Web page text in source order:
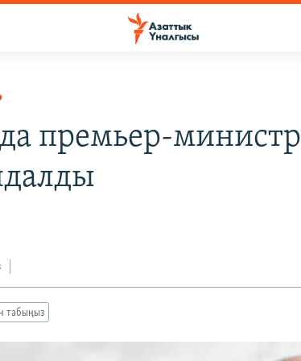
премьер-министр
табыңыз